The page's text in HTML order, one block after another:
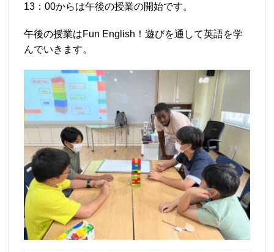
13：00からは午後の授業の開始です。
午後の授業はFun English！遊びを通して英語を学
んでいきます。